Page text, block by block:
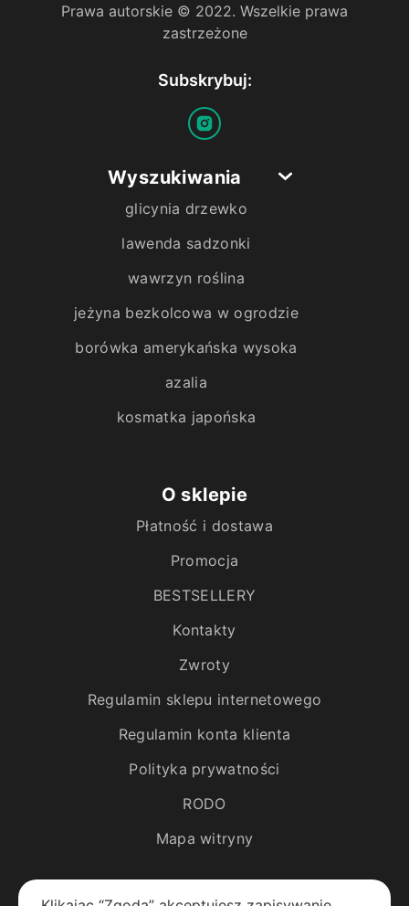
Prawa autorskie © 2022. Wszelkie prawa
zastrzeżone
Subskrybuj:
Wyszukiwania
glicynia drzewko
lawenda sadzonki
wawrzyn roślina
jeżyna bezkolcowa w ogrodzie
borówka amerykańska wysoka
azalia
kosmatka japońska
O sklepie
Płatność i dostawa
Promocja
BESTSELLERY
Kontakty
Zwroty
Regulamin sklepu internetowego
Regulamin konta klienta
Polityka prywatności
RODO
Mapa witryny